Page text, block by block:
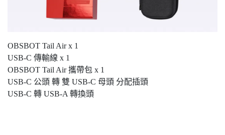
OBSBOT Tail Air x 1
USB-C 傳輸線 x 1
OBSBOT Tail Air 攜帶包 x 1
USB-C 公頭 轉 雙 USB-C 母頭 分配插頭
USB-C 轉 USB-A 轉換頭